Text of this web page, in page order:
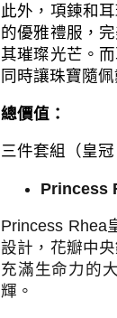
此外，項鍊和
的優雅禮服，
其璀璨光芒。
同時讓珠寶隨
總價值：
三件套組（皇冠
Princess
Princess Rhea
設計，花瓣中
充滿生命力的
輝。